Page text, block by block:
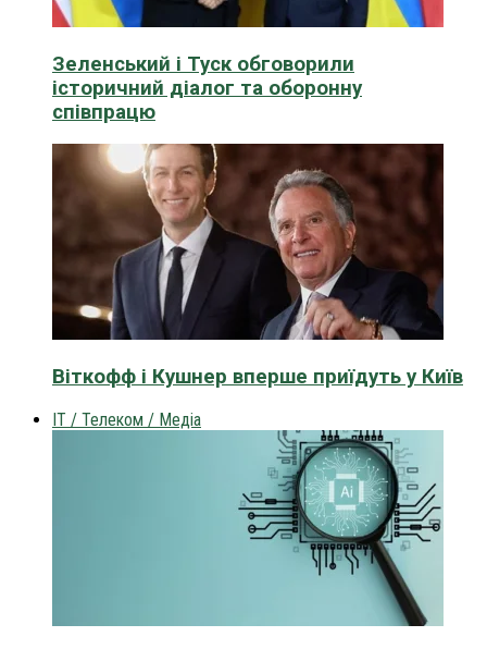
Зеленський і Туск обговорили
історичний діалог та оборонну
співпрацю
Віткофф і Кушнер вперше приїдуть у Київ
IT / Телеком / Медіа